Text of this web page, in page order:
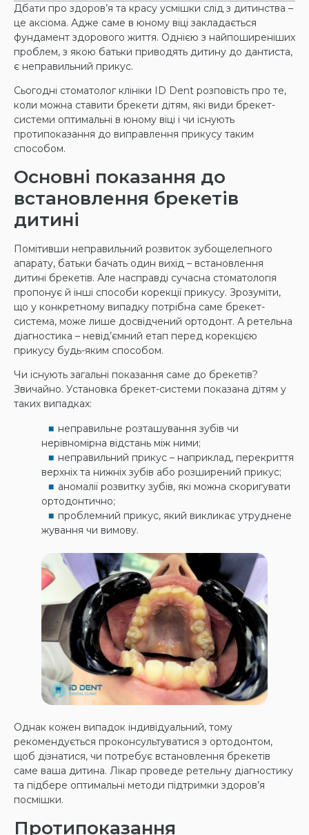
Дбати про здоров’я та красу усмішки слід з дитинства –
це аксіома. Адже саме в юному віці закладається
фундамент здорового життя. Однією з найпоширеніших
проблем, з якою батьки приводять дитину до дантиста,
є неправильний прикус.
Сьогодні стоматолог клініки ID Dent розповість про те,
коли можна ставити брекети дітям, які види брекет-
системи оптимальні в юному віці і чи існують
протипоказання до виправлення прикусу таким
способом.
Основні показання до
встановлення брекетів
дитині
Помітивши неправильний розвиток зубощелепного
апарату, батьки бачать один вихід – встановлення
дитині брекетів. Але насправді сучасна стоматологія
пропонує й інші способи корекції прикусу. Зрозуміти,
що у конкретному випадку потрібна саме брекет-
система, може лише досвідчений ортодонт. А ретельна
діагностика – невід’ємний етап перед корекцією
прикусу будь-яким способом.
Чи існують загальні показання саме до брекетів?
Звичайно. Установка брекет-системи показана дітям у
таких випадках:
неправильне розташування зубів чи
нерівномірна відстань між ними;
неправильний прикус – наприклад, перекриття
верхніх та нижніх зубів або розширений прикус;
аномалії розвитку зубів, які можна скоригувати
ортодонтично;
проблемний прикус, який викликає утруднене
жування чи вимову.
Однак кожен випадок індивідуальний, тому
рекомендується проконсультуватися з ортодонтом,
щоб дізнатися, чи потребує встановлення брекетів
саме ваша дитина. Лікар проведе ретельну діагностику
та підбере оптимальні методи підтримки здоров’я
посмішки.
Протипоказання